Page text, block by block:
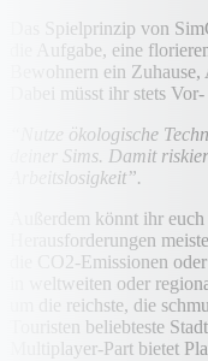
Das Spielprinzip von
die Aufgabe, eine
Bewohnern ein
Dabei müsst ihr stets
“Nutze ökologische
deiner Sims. Damit
Arbeitslosigkeit”.
Außerdem könnt ihr
Herausforderungen
die CO2-Emissionen
in weltweiten oder
um die reichste, die
Touristen beliebteste
Multiplayer-Part bietet